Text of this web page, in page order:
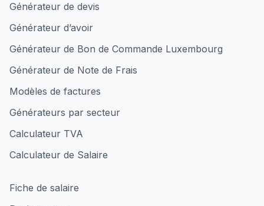
Générateur de devis
Générateur d’avoir
Générateur de Bon de Commande Luxembourg
Générateur de Note de Frais
Modèles de factures
Générateurs par secteur
Calculateur TVA
Calculateur de Salaire
Fiche de salaire